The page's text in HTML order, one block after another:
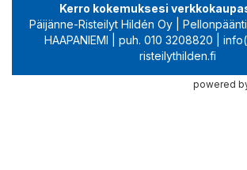
Kerro kokemuksesi
Päijänne-Risteilyt Hildén Oy |
HAAPANIEMI | puh. 010 3208820 |
risteilythilden.fi
powered